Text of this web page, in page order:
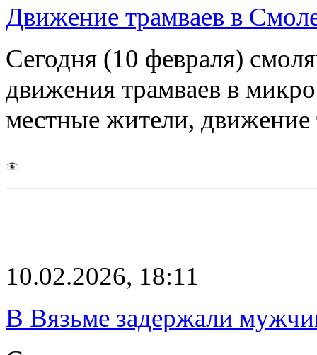
Движение трамваев в
Сегодня (10 февраля)
движения трамваев в
местные жители, движение
10.02.2026, 18:11
В Вязьме задержали